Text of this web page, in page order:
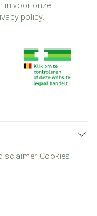
in voor onze
policy.
Cookies